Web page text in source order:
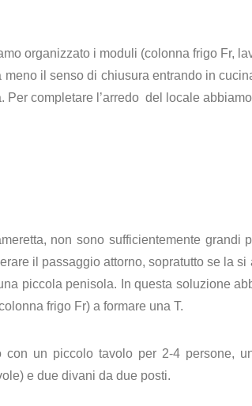
organizzato i moduli (colonna frigo Fr,
meno il senso di chiusura entrando in
Per completare l’arredo del locale
non sono sufficientemente grandi
il passaggio attorno, sopratutto se la
piccola penisola. In questa soluzione
frigo Fr) a formare una T.
con un piccolo tavolo per 2-4 persone,
e due divani da due posti.